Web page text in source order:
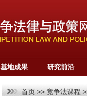
基地成果 研究前沿
首页>>竞争法课程